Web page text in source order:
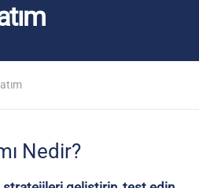
Nedir?